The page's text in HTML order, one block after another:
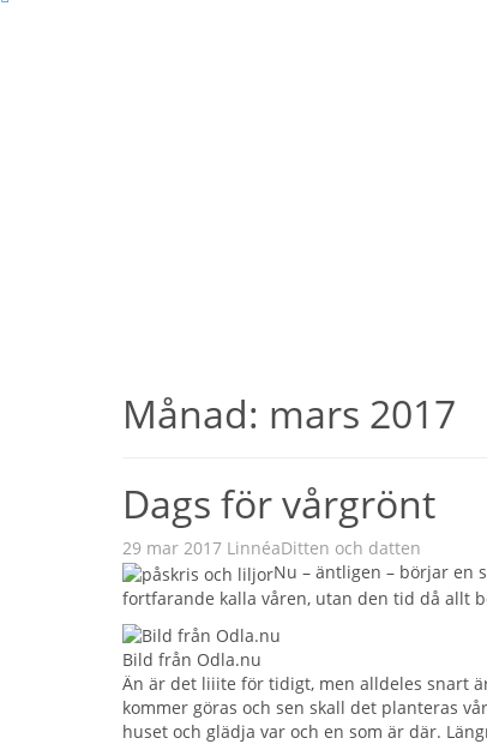
Månad: mars 2017
Dags för vårgrönt
29 mar 2017 LinnéaDitten och datten
Nu – äntligen – börjar en
fortfarande kalla våren, utan den tid då allt
Bild från Odla.nu
Än är det liiite för tidigt, men alldeles snart
kommer göras och sen skall det planteras
huset och glädja var och en som är där.